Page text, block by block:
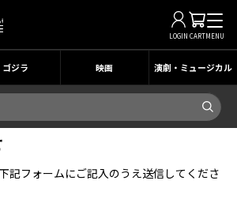
LOGIN CARTMENU
ゴジラ 映画 演劇・ミュージカル
記フォームにご記入のうえ送信してくださ